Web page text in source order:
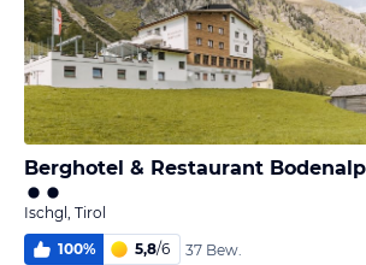
Berghotel & Restaurant
Ischgl, Tirol
100% 5,8/6 37 Bew.